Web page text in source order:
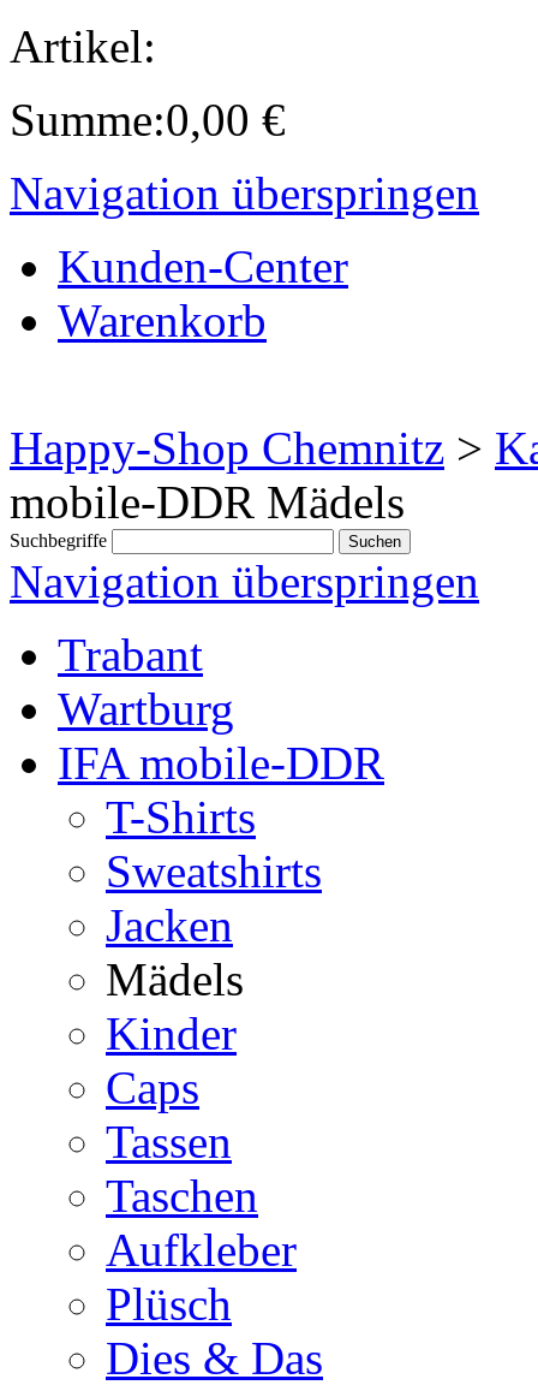
Artikel:
Summe:0,00 €
Navigation überspringen
Kunden-Center
Warenkorb
Happy-Shop Chemnitz >
mobile-DDR Mädels
Suchbegriffe
Navigation überspringen
Trabant
Wartburg
IFA mobile-DDR
T-Shirts
Sweatshirts
Jacken
Mädels
Kinder
Caps
Tassen
Taschen
Aufkleber
Plüsch
Dies & Das